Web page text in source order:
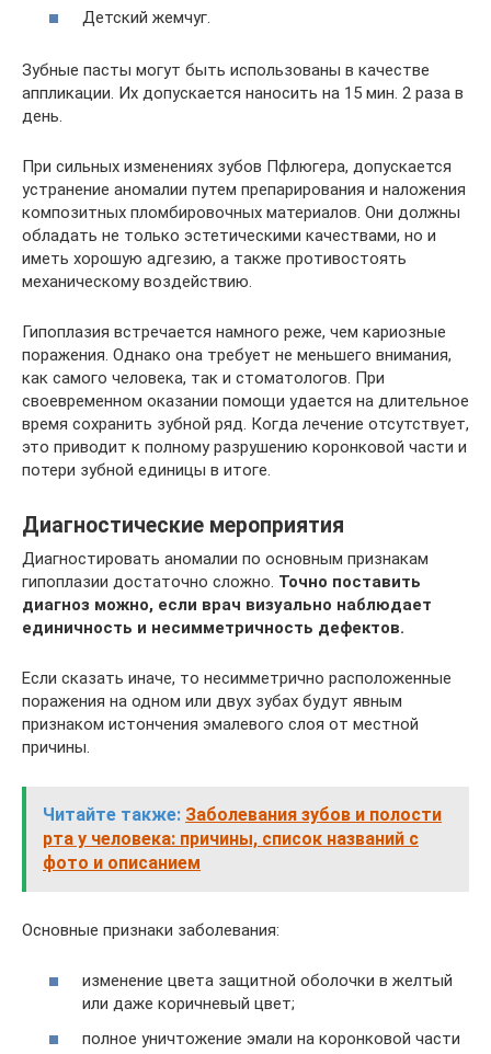
Детский жемчуг.
Зубные пасты могут быть использованы в качестве
аппликации. Их допускается наносить на 15 мин. 2 раза в
день.
При сильных изменениях зубов Пфлюгера, допускается
устранение аномалии путем препарирования и наложения
композитных пломбировочных материалов. Они должны
обладать не только эстетическими качествами, но и
иметь хорошую адгезию, а также противостоять
механическому воздействию.
Гипоплазия встречается намного реже, чем кариозные
поражения. Однако она требует не меньшего внимания,
как самого человека, так и стоматологов. При
своевременном оказании помощи удается на длительное
время сохранить зубной ряд. Когда лечение отсутствует,
это приводит к полному разрушению коронковой части и
потери зубной единицы в итоге.
Диагностические мероприятия
Диагностировать аномалии по основным признакам
гипоплазии достаточно сложно. Точно поставить
диагноз можно, если врач визуально наблюдает
единичность и несимметричность дефектов.
Если сказать иначе, то несимметрично расположенные
поражения на одном или двух зубах будут явным
признаком истончения эмалевого слоя от местной
причины.
Читайте также: Заболевания зубов и полости
рта у человека: причины, список названий с
фото и описанием
Основные признаки заболевания:
изменение цвета защитной оболочки в желтый
или даже коричневый цвет;
полное уничтожение эмали на коронковой части